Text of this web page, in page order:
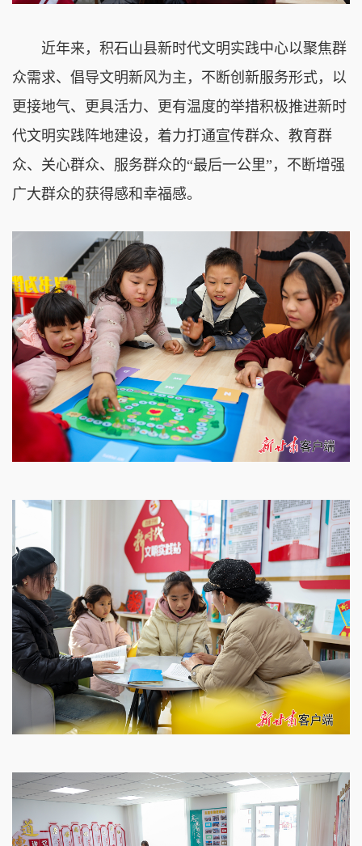
近年来，积石山县新时代文明实践中心以聚焦群
众需求、倡导文明新风为主，不断创新服务形式，以
更接地气、更具活力、更有温度的举措积极推进新时
代文明实践阵地建设，着力打通宣传群众、教育群
众、关心群众、服务群众的“最后一公里”，不断增强
广大群众的获得感和幸福感。